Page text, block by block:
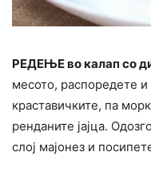
РЕДЕЊЕ во калап со
месото, распоредете
краставичките, па
ренданите јајца.
слој мајонез и